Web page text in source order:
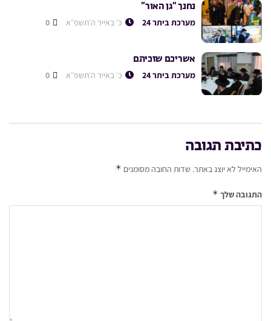
נחנך “גן האור”
מערכת ביתר 24 כ׳ באייר ה׳תשפ״א
אשריכם שזכיתם
מערכת ביתר 24 כ׳ באייר ה׳תשפ״א
כתיבת תגובה
האימייל לא יוצג באתר. שדות החובה מסומנים *
התגובה שלך *